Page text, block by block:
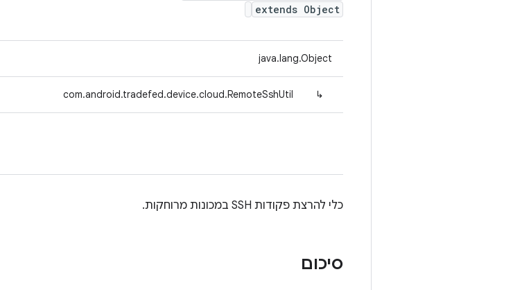
extends Object
java.lang.Object
↳
com.android.tradefed.device.cloud.RemoteSshUtil
כלי להרצת פקודות SSH במכונות מרוחקות.
סיכום